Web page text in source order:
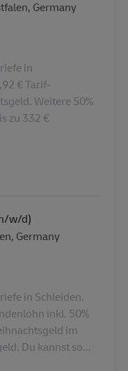
Germany
in
€ Tarif-
Weitere 50%
zu 332 €
w/d)
Germany
in Schleiden.
inkl. 50%
im
Du kannst so...